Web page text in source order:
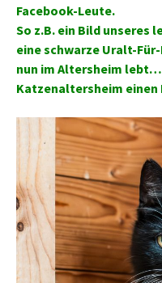
Facebook-Leute.
So z.B. ein Bild unseres
eine schwarze Uralt-
nun im Altersheim
Katzenaltersheim